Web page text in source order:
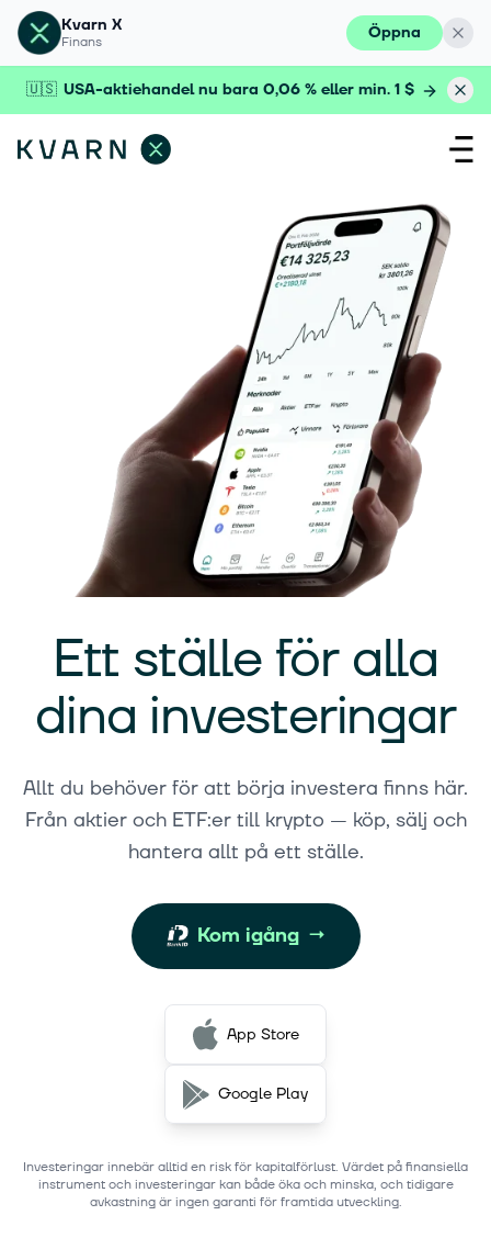
Kvarn X
Finans Öppna
🇺🇸 USA-aktiehandel nu bara 0,06 % eller min. 1 $
Ett ställe för alla
dina investeringar
Allt du behöver för att börja investera finns här.
Från aktier och ETF:er till krypto — köp, sälj och
hantera allt på ett ställe.
Kom igång →
App Store
Google Play
Investeringar innebär alltid en risk för kapitalförlust. Värdet på finansiella
instrument och investeringar kan både öka och minska, och tidigare
avkastning är ingen garanti för framtida utveckling.